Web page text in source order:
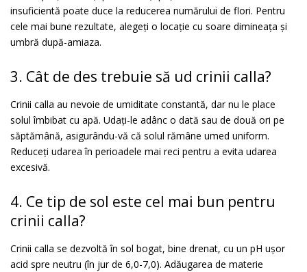
insuficientă poate duce la reducerea numărului de flori. Pentru
cele mai bune rezultate, alegeți o locație cu soare dimineața și
umbră după-amiaza.
3. Cât de des trebuie să ud crinii calla?
Crinii calla au nevoie de umiditate constantă, dar nu le place
solul îmbibat cu apă. Udați-le adânc o dată sau de două ori pe
săptămână, asigurându-vă că solul rămâne umed uniform.
Reduceți udarea în perioadele mai reci pentru a evita udarea
excesivă.
4. Ce tip de sol este cel mai bun pentru
crinii calla?
Crinii calla se dezvoltă în sol bogat, bine drenat, cu un pH ușor
acid spre neutru (în jur de 6,0-7,0). Adăugarea de materie